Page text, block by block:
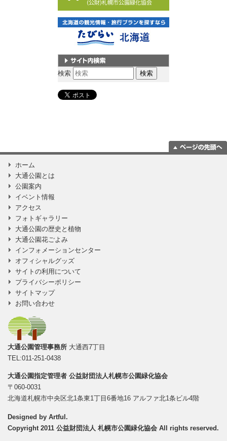
サイト内検索
検索
ホーム
大通公園とは
公園案内
イベント情報
アクセス
フォトギャラリー
大通公園の歴史と植物
大通公園花ごよみ
インフォメーションセンター
オフィシャルグッズ
サイトの利用について
プライバシーポリシー
サイトマップ
お問い合わせ
大通公園管理事務所 大通西7丁目
TEL:011-251-0438
大通公園指定管理者 公益財団法人札幌市公園緑化協会
〒060-0031
北海道札幌市中央区北1条東1丁目6番地16 アルファ北1条ビル4階
Designed by Artful .
Copyright 2011 公益財団法人 札幌市公園緑化協会 All rights reserved.